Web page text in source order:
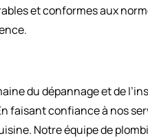
et conformes aux
du dépannage et de
faisant confiance à nos
Notre équipe de